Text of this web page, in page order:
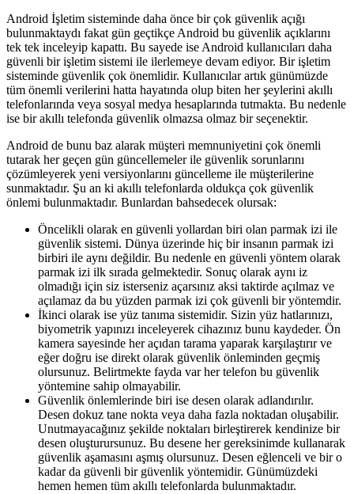
Android İşletim sisteminde daha önce bir çok güvenlik açığı
bulunmaktaydı fakat gün geçtikçe Android bu güvenlik açıklarını
tek tek inceleyip kapattı. Bu sayede ise Android kullanıcıları daha
güvenli bir işletim sistemi ile ilerlemeye devam ediyor. Bir işletim
sisteminde güvenlik çok önemlidir. Kullanıcılar artık günümüzde
tüm önemli verilerini hatta hayatında olup biten her şeylerini akıllı
telefonlarında veya sosyal medya hesaplarında tutmakta. Bu nedenle
ise bir akıllı telefonda güvenlik olmazsa olmaz bir seçenektir.
Android de bunu baz alarak müşteri memnuniyetini çok önemli
tutarak her geçen gün güncellemeler ile güvenlik sorunlarını
çözümleyerek yeni versiyonlarını güncelleme ile müşterilerine
sunmaktadır. Şu an ki akıllı telefonlarda oldukça çok güvenlik
önlemi bulunmaktadır. Bunlardan bahsedecek olursak:
Öncelikli olarak en güvenli yollardan biri olan parmak izi ile
güvenlik sistemi. Dünya üzerinde hiç bir insanın parmak izi
birbiri ile aynı değildir. Bu nedenle en güvenli yöntem olarak
parmak izi ilk sırada gelmektedir. Sonuç olarak aynı iz
olmadığı için siz isterseniz açarsınız aksi taktirde açılmaz ve
açılamaz da bu yüzden parmak izi çok güvenli bir yöntemdir.
İkinci olarak ise yüz tanıma sistemidir. Sizin yüz hatlarınızı,
biyometrik yapınızı inceleyerek cihazınız bunu kaydeder. Ön
kamera sayesinde her açıdan tarama yaparak karşılaştırır ve
eğer doğru ise direkt olarak güvenlik önleminden geçmiş
olursunuz. Belirtmekte fayda var her telefon bu güvenlik
yöntemine sahip olmayabilir.
Güvenlik önlemlerinde biri ise desen olarak adlandırılır.
Desen dokuz tane nokta veya daha fazla noktadan oluşabilir.
Unutmayacağınız şekilde noktaları birleştirerek kendinize bir
desen oluşturursunuz. Bu desene her gereksinimde kullanarak
güvenlik aşamasını aşmış olursunuz. Desen eğlenceli ve bir o
kadar da güvenli bir güvenlik yöntemidir. Günümüzdeki
hemen hemen tüm akıllı telefonlarda bulunmaktadır.